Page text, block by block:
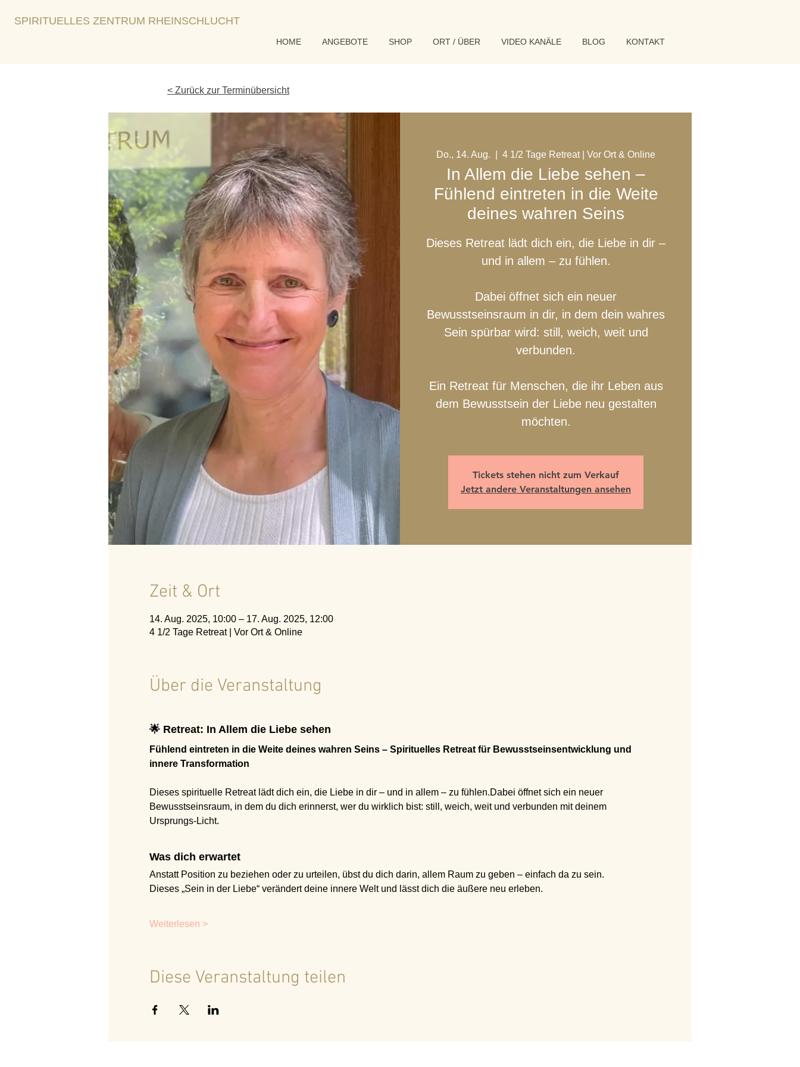
SPIRITUELLES ZENTRUM RHEINSCHLUCHT
HOME ANGEBOTE SHOP ORT / ÜBER VIDEO KANÄLE BLOG KONTAKT
< Zurück zur Terminübersicht
Do., 14. Aug. 4 1/2 Tage Retreat | Vor Ort & Online
In Allem die Liebe sehen –
Fühlend eintreten in die Weite
deines wahren Seins
Dieses Retreat lädt dich ein, die Liebe in dir –
und in allem – zu fühlen.
Dabei öffnet sich ein neuer
Bewusstseinsraum in dir, in dem dein wahres
Sein spürbar wird: still, weich, weit und
verbunden.
Ein Retreat für Menschen, die ihr Leben aus
dem Bewusstsein der Liebe neu gestalten
möchten.
Tickets stehen nicht zum Verkauf
Jetzt andere Veranstaltungen ansehen
Zeit & Ort
14. Aug. 2025, 10:00 – 17. Aug. 2025, 12:00
4 1/2 Tage Retreat | Vor Ort & Online
Über die Veranstaltung
🌟 Retreat: In Allem die Liebe sehen
Fühlend eintreten in die Weite deines wahren Seins – Spirituelles Retreat für Bewusstseinsentwicklung und
innere Transformation
Dieses spirituelle Retreat lädt dich ein, die Liebe in dir – und in allem – zu fühlen.Dabei öffnet sich ein neuer
Bewusstseinsraum, in dem du dich erinnerst, wer du wirklich bist: still, weich, weit und verbunden mit deinem
Ursprungs-Licht.
Was dich erwartet
Anstatt Position zu beziehen oder zu urteilen, übst du dich darin, allem Raum zu geben – einfach da zu sein.
Dieses „Sein in der Liebe“ verändert deine innere Welt und lässt dich die äußere neu erleben.
Weiterlesen >
Diese Veranstaltung teilen